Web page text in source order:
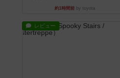
約1時間前by toyota
レビュー